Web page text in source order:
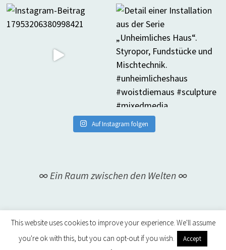
Auf Instagram folgen
∞ Ein Raum zwischen den Welten ∞
This website uses cookies to improve your experience. We'll assume
you're ok with this, but you can opt-out if you wish.
Accept